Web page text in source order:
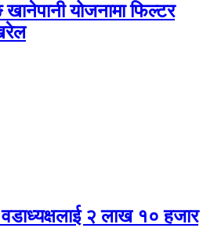
खानेपानी योजनामा फिल्टर
२ लाख १० हजार